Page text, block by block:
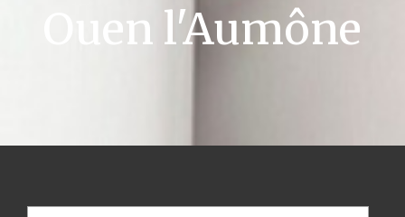
Ouen l'Aumône